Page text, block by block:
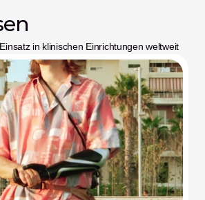
in klinischen Einrichtungen weltweit